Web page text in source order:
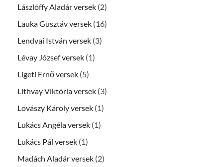
Lászlóffy Aladár versek (2)
Lauka Gusztáv versek (16)
Lendvai István versek (3)
Lévay József versek (1)
Ligeti Ernő versek (5)
Lithvay Viktória versek (3)
Lovászy Károly versek (1)
Lukács Angéla versek (1)
Lukács Pál versek (1)
Madách Aladár versek (2)